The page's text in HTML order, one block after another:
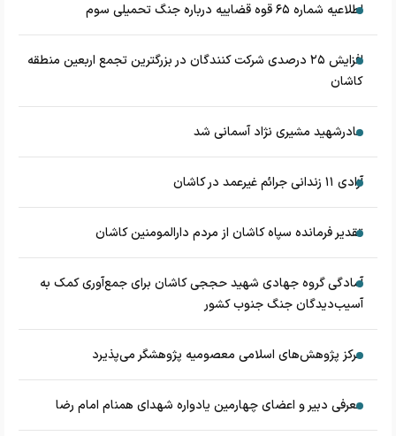
اطلاعیه شماره ۶۵ قوه قضاییه درباره جنگ تحمیلی سوم
افزایش ۲۵ درصدی شرکت کنندگان در بزرگترین تجمع اربعین منطقه
کاشان
مادرشهید مشیری نژاد آسمانی شد
آزادی ۱۱ زندانی جرائم غیرعمد در کاشان
تقدیر فرمانده سپاه کاشان از مردم دارالمومنین کاشان
آمادگی گروه جهادی شهید حججی کاشان برای جمع‌آوری کمک به
آسیب‌دیدگان جنگ جنوب کشور
مرکز پژوهش‌های اسلامی معصومیه پژوهشگر می‌پذیرد
معرفی دبیر و اعضای چهارمین یادواره شهدای همنام امام رضا